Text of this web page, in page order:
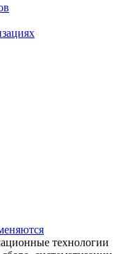
технологии